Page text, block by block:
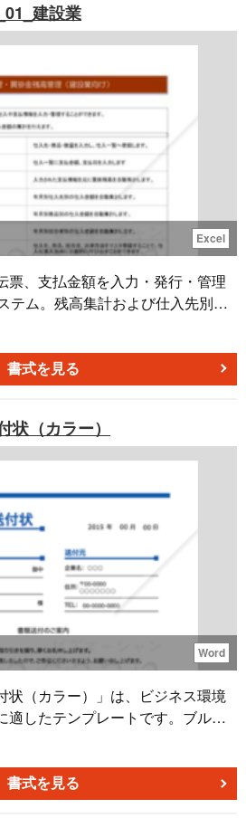
ス文書です。書面やメールで丁
引先との信頼関係を維持しなが
につなげる役割を果たします。
ン ＜既存取引先への新製品案内
対し、従来製品の改良版や後継製
合に活用できます。 ＜全国一斉発
完成や発売開始日を、主要取引先
したいときに利用できます。 ＜営
前の案内に＞ 商談前に送付するこ
を事前に共有し、双方が内容を整
きます。 ■作成・利用時
・敬称を正確に記載＞ 相手先の会
先の名刺・顧客管理システムと照
＜改良点・特長を簡
究成果など、従来品との違いを要
で、読み手に伝わりやすくなりま
を明確に＞ 全国一斉発売日や問い
することで、取引先の判断を促し
ごとの文面バリエーション作成な
編集が可能です。 ＜例文付きでス
シーンに適した文例を参考にしな
料で業務効率を向上＞ 無料ダウン
るため、ゼロから文面を考える時
ます。
建設業
Excel
票、支払金額を入力・発行・管理
テム。残高集計および仕入先別、
集計ができます。A4縦（決済方法
書式を見る
状（カラー）
Word
状（カラー）」は、ビジネス環境
適したテンプレートです。ブルー
相手に安心感や誠実感を与え、封
企業に送る場合や、提案書をクラ
ど、さまざまな状況での利用が考
書式を見る